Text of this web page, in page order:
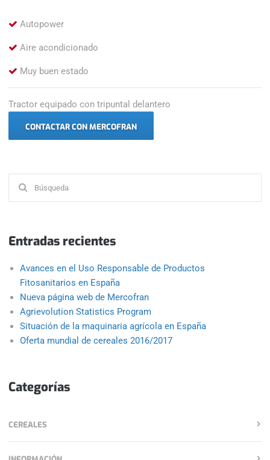
Autopower
Aire acondicionado
Muy buen estado
Tractor equipado con tripuntal delantero
CONTACTAR CON MERCOFRAN
Entradas recientes
Avances en el Uso Responsable de Productos
Fitosanitarios en España
Nueva página web de Mercofran
Agrievolution Statistics Program
Situación de la maquinaria agrícola en España
Oferta mundial de cereales 2016/2017
Categorías
CEREALES